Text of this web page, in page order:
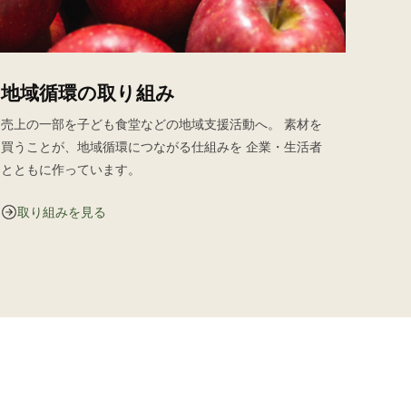
地域循環の取り組み
売上の一部を子ども食堂などの地域支援活動へ。 素材を
買うことが、地域循環につながる仕組みを 企業・生活者
とともに作っています。
取り組みを見る